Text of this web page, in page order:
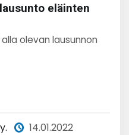
eläinten
olevan lausunnon
14.01.2022